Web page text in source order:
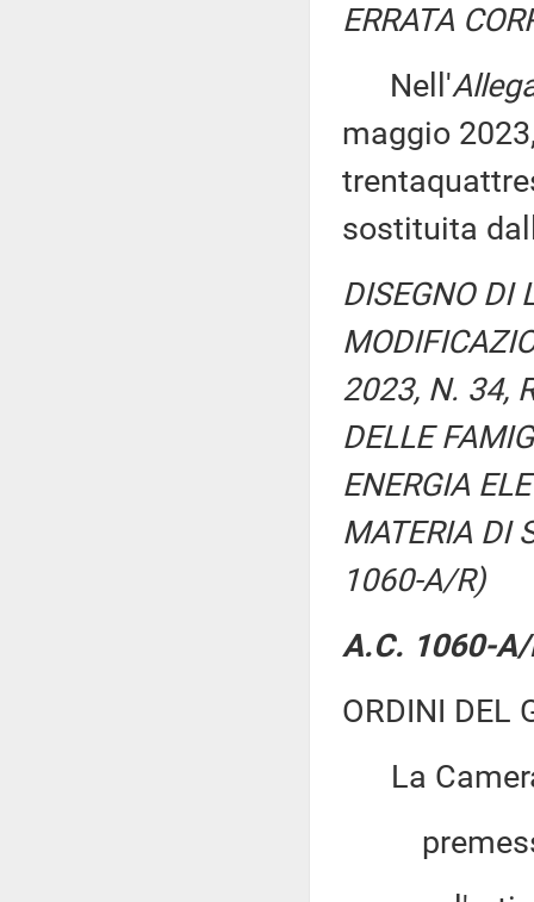
ERRATA
Nell'
maggio
sostituita
DISEGNO DI
2023, N. 34,
DELLE
ENERGIA
MATERIA DI
1060-A/R)
A.C. 1060-
ORDINI DEL
La